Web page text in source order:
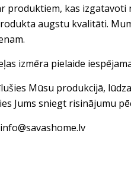
produktiem, kas izgatavoti
augstu kvalitāti.
izmēra pielaide
Mūsu produkcijā,
Jums sniegt risinājumu